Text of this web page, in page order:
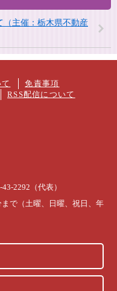
（主催：栃木県不動産
免責事項
RSS配信について
2292（代表）
で（土曜、日曜、祝日、年